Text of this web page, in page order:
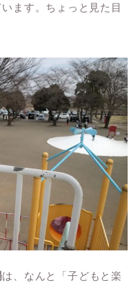
ます。ちょっと見た目
は、なんと「子どもと楽